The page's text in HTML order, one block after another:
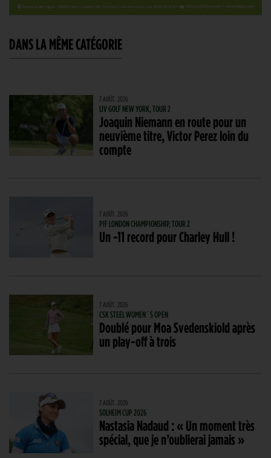
DANS LA MÊME CATÉGORIE
7 AOÛT. 2026
LIV GOLF NEW YORK, TOUR 2
Joaquin Niemann en route pour un
neuvième titre, Victor Perez loin du
compte
7 AOÛT. 2026
PIF LONDON CHAMPIONSHIP, TOUR 2
Un -11 record pour Charley Hull !
7 AOÛT. 2026
CSK STEEL WOMEN´S OPEN
Doublé pour Moa Svedenskiold après
un play-off à trois
7 AOÛT. 2026
SOLHEIM CUP 2026
Nastasia Nadaud : « Un moment très
spécial, que je n’oublierai jamais »